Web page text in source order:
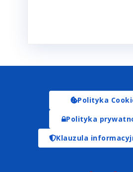
Polityka
Polityka
Klauzula